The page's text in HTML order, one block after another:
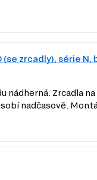
(se zrcadly), série N,
nádherná. Zrcadla
nadčasově.